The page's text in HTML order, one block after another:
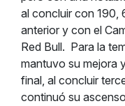
al concluir con 190,
anterior y con el
Red Bull. Para la
mantuvo su mejora
final, al concluir
continuó su